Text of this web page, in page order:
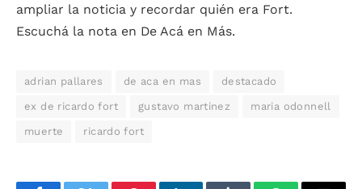
ampliar la noticia y recordar quién era Fort.
Escuchá la nota en De Acá en Más.
adrian pallares de aca en mas destacado
ex de ricardo fort gustavo martinez maria odonnell
muerte ricardo fort